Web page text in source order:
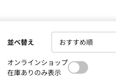
並べ替え
オンラインショップ
在庫ありのみ表示